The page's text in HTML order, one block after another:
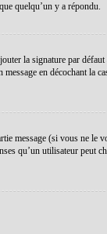
quelqu’un y a répondu.
la signature par
en décochant la
message (si vous ne le
qu’un utilisateur peut